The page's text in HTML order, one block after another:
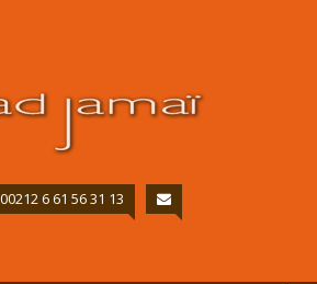
00212 6 61 56 31 13